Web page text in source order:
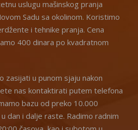
uslugu mašinskog pranja
Sadu sa okolinom. Koristimo
i tehnike pranja. Cena
400 dinara po kvadratnom
zasijati u punom sjaju nakon
nas kontaktirati putem telefona
bazu od preko 10.000
dan i dalje raste. Radimo radnim